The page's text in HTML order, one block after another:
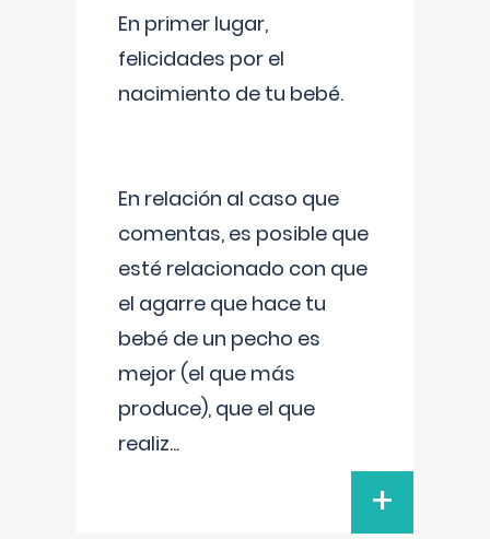
En primer lugar,
felicidades por el
nacimiento de tu bebé.
En relación al caso que
comentas, es posible que
esté relacionado con que
el agarre que hace tu
bebé de un pecho es
mejor (el que más
produce), que el que
realiz...
+